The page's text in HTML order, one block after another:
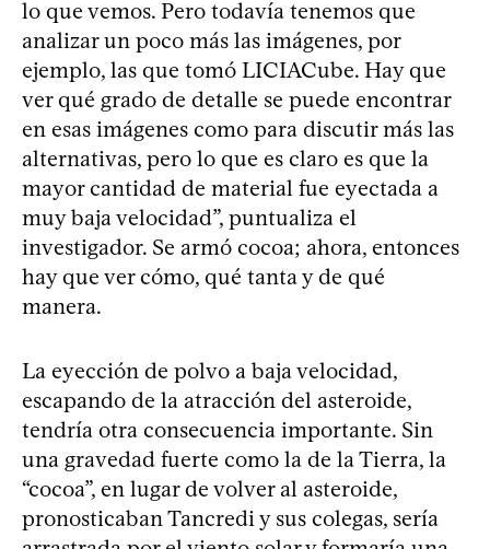
lo que vemos. Pero todavía tenemos que
analizar un poco más las imágenes, por
ejemplo, las que tomó LICIACube. Hay que
ver qué grado de detalle se puede encontrar
en esas imágenes como para discutir más las
alternativas, pero lo que es claro es que la
mayor cantidad de material fue eyectada a
muy baja velocidad”, puntualiza el
investigador. Se armó cocoa; ahora, entonces
hay que ver cómo, qué tanta y de qué
manera.
La eyección de polvo a baja velocidad,
escapando de la atracción del asteroide,
tendría otra consecuencia importante. Sin
una gravedad fuerte como la de la Tierra, la
“cocoa”, en lugar de volver al asteroide,
pronosticaban Tancredi y sus colegas, sería